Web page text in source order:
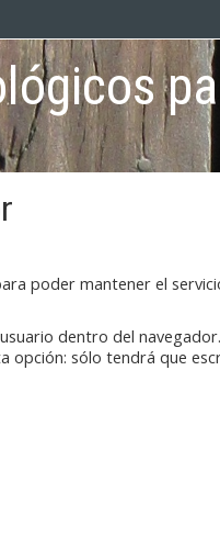
poder mantener el
dentro del
sólo tendrá que